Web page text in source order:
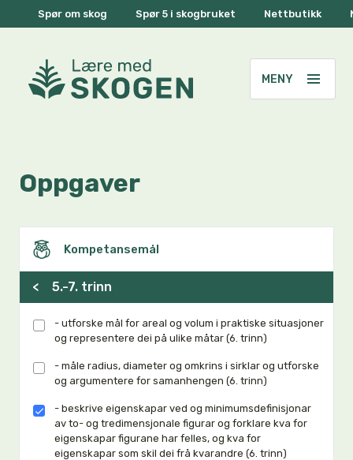
Spør om skog Spør 5 i skogbruket Nettbutikk
Oppgaver
Kompetansemål
< 5.-7. trinn
- utforske mål for areal og volum i praktiske situasjoner
og representere dei på ulike måtar (6. trinn)
- måle radius, diameter og omkrins i sirklar og utforske
og argumentere for samanhengen (6. trinn)
- beskrive eigenskapar ved og minimumsdefinisjonar
av to- og tredimensjonale figurar og forklare kva for
eigenskapar figurane har felles, og kva for
eigenskapar som skil dei frå kvarandre (6. trinn)